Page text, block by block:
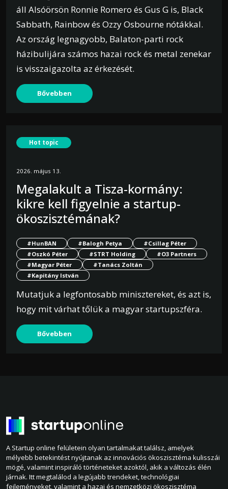
áll Alsóörsön Ronnie Romero és Gus G is, Black
Sabbath, Rainbow és Ozzy Osbourne nótákkal.
Az ország legnagyobb, Balaton-parti rock
házibulijára számos hazai rock és metal zenekar
is visszaigazolta az érkezését.
Bővebben
Hot topic
2026. május 13.
Megalakult a Tisza-kormány:
kikre kell figyelnie a startup-
ökoszisztémának?
#HunBAN #Balogh Petya
#Csillag Péter
#Oszkó Péter
#STRT Holding
#O3 Partners
#Magyar Péter
#Tanács Zoltán
#Kapitány István
Mutatjuk a legfontosabb minisztereket, és azt is,
hogy mit várhat tőlük a magyar startupszféra.
Bővebben
A Startup online felületein olyan tartalmakat találsz, amelyek
mélyebb betekintést nyújtanak az innovációs ökoszisztéma kulisszái
mögé, valamint inspiráló történeteket azoktól, akik a változás élén
járnak. Itt megtalálod a legújabb trendeket, technológiai
fejleményeket, valamint a hazai és nemzetközi ökoszisztéma